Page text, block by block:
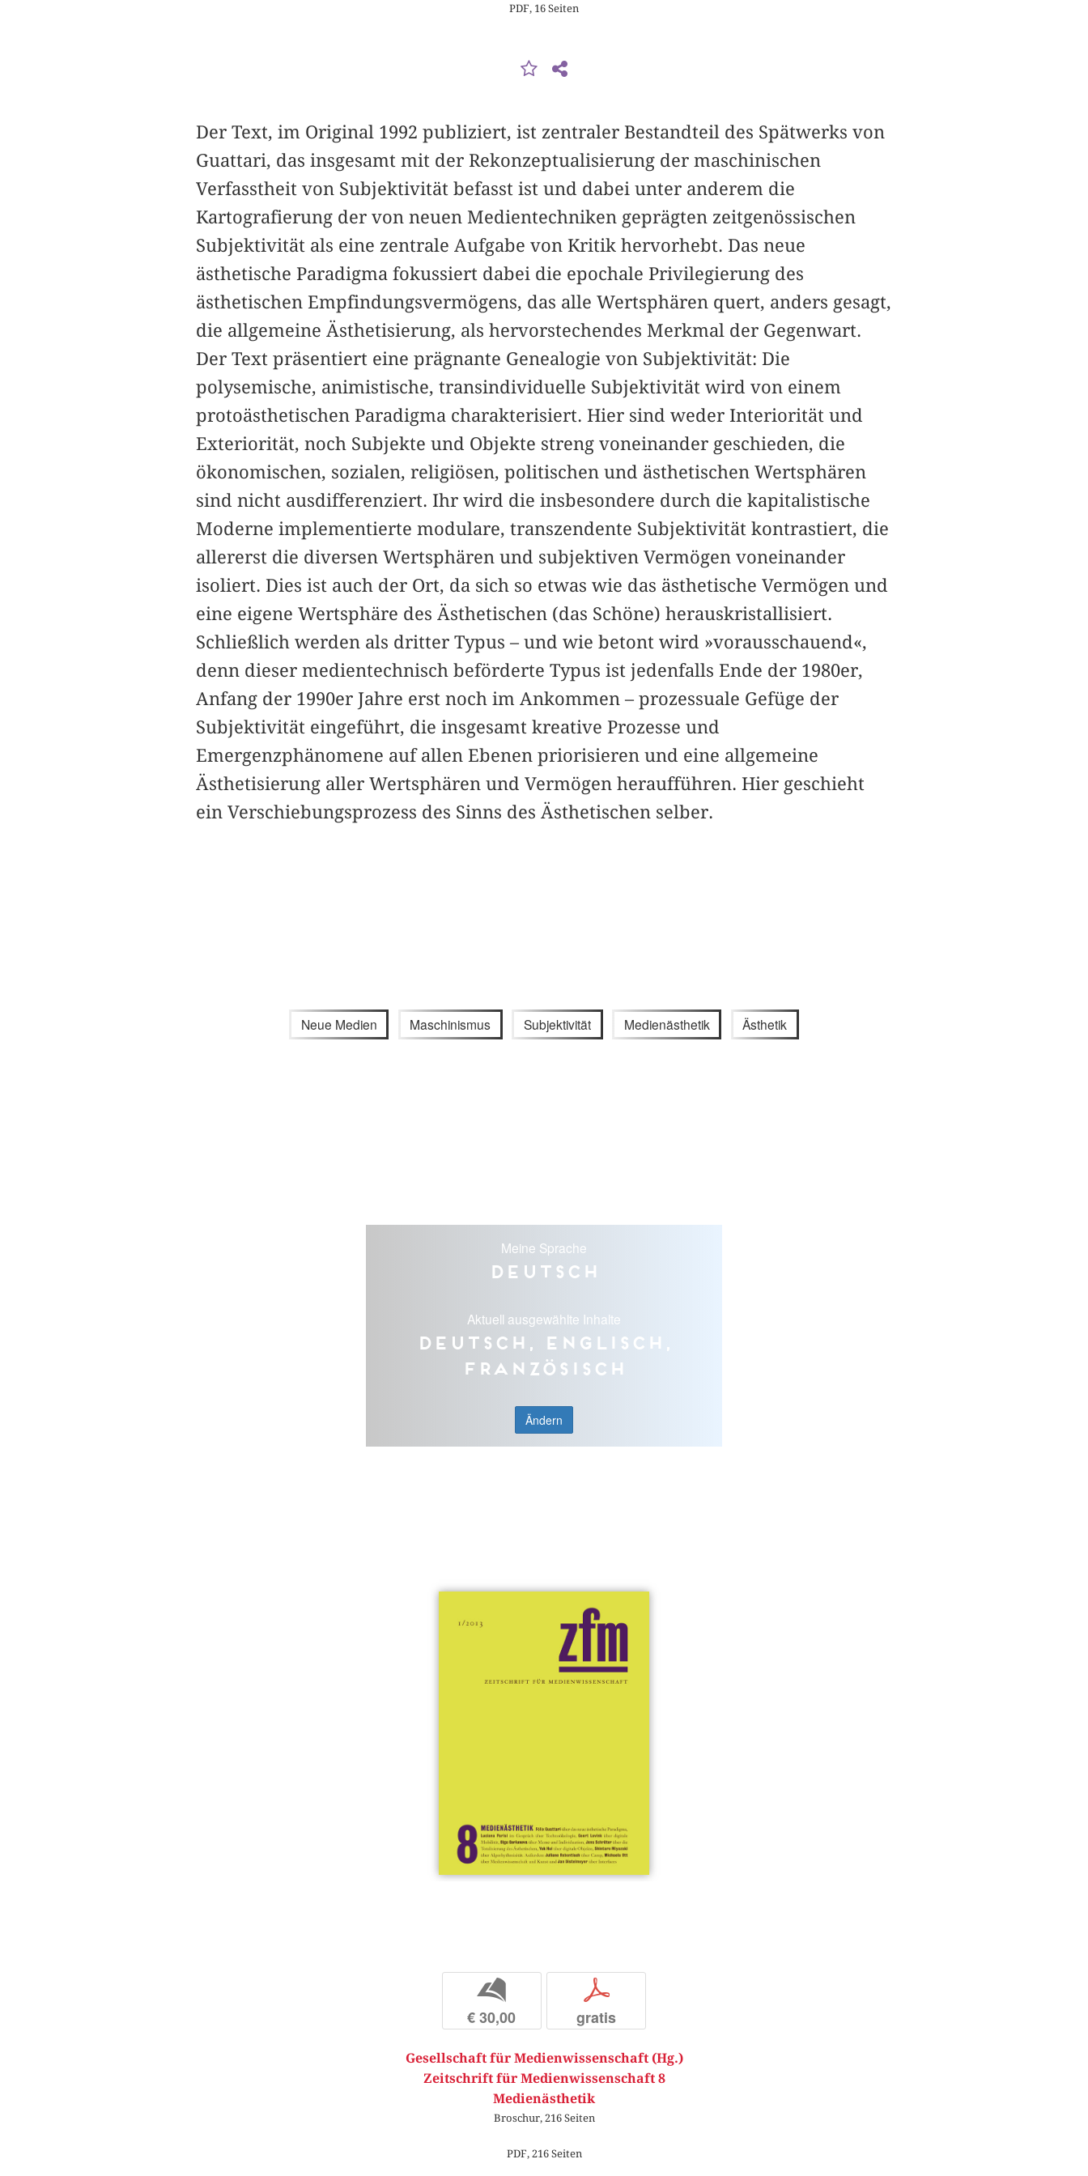
PDF, 16 Seiten
Der Text, im Original 1992 publiziert, ist zentraler Bestandteil des Spätwerks von
Guattari, das insgesamt mit der Rekonzeptualisierung der maschinischen
Verfasstheit von Subjektivität befasst ist und dabei unter anderem die
Kartografierung der von neuen Medientechniken geprägten zeitgenössischen
Subjektivität als eine zentrale Aufgabe von Kritik hervorhebt. Das neue
ästhetische Paradigma fokussiert dabei die epochale Privilegierung des
ästhetischen Empfindungsvermögens, das alle Wertsphären quert, anders gesagt,
die allgemeine Ästhetisierung, als hervorstechendes Merkmal der Gegenwart.
Der Text präsentiert eine prägnante Genealogie von Subjektivität: Die
polysemische, animistische, transindividuelle Subjektivität wird von einem
protoästhetischen Paradigma charakterisiert. Hier sind weder Interiorität und
Exteriorität, noch Subjekte und Objekte streng voneinander geschieden, die
ökonomischen, sozialen, religiösen, politischen und ästhetischen Wertsphären
sind nicht ausdifferenziert. Ihr wird die insbesondere durch die kapitalistische
Moderne implementierte modulare, transzendente Subjektivität kontrastiert, die
allererst die diversen Wertsphären und subjektiven Vermögen voneinander
isoliert. Dies ist auch der Ort, da sich so etwas wie das ästhetische Vermögen und
eine eigene Wertsphäre des Ästhetischen (das Schöne) herauskristallisiert.
Schließlich werden als dritter Typus – und wie betont wird »vorausschauend«,
denn dieser medientechnisch beförderte Typus ist jedenfalls Ende der 1980er,
Anfang der 1990er Jahre erst noch im Ankommen – prozessuale Gefüge der
Subjektivität eingeführt, die insgesamt kreative Prozesse und
Emergenzphänomene auf allen Ebenen priorisieren und eine allgemeine
Ästhetisierung aller Wertsphären und Vermögen heraufführen. Hier geschieht
ein Verschiebungsprozess des Sinns des Ästhetischen selber.
Neue Medien Maschinismus Subjektivität Medienästhetik Ästhetik
Meine Sprache
Deutsch
Aktuell ausgewählte Inhalte
Deutsch, Englisch,
Französisch
Ändern
b
€ 30,00
p
gratis
Gesellschaft für Medienwissenschaft (Hg.)
Zeitschrift für Medienwissenschaft 8
Medienästhetik
Broschur, 216 Seiten
PDF, 216 Seiten